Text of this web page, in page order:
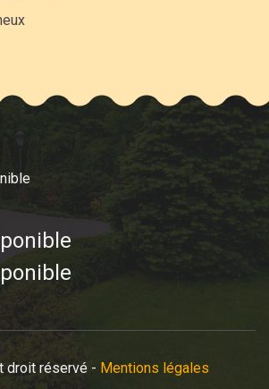
droit réservé - Mentions légales